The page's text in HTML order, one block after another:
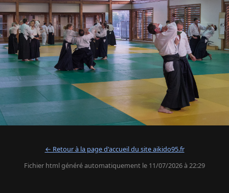
← Retour à la page d'accueil du site aikido95.fr
Fichier html généré automatiquement le 11/07/2026 à 22:29